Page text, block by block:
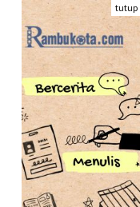
Loncat
konten
tutup